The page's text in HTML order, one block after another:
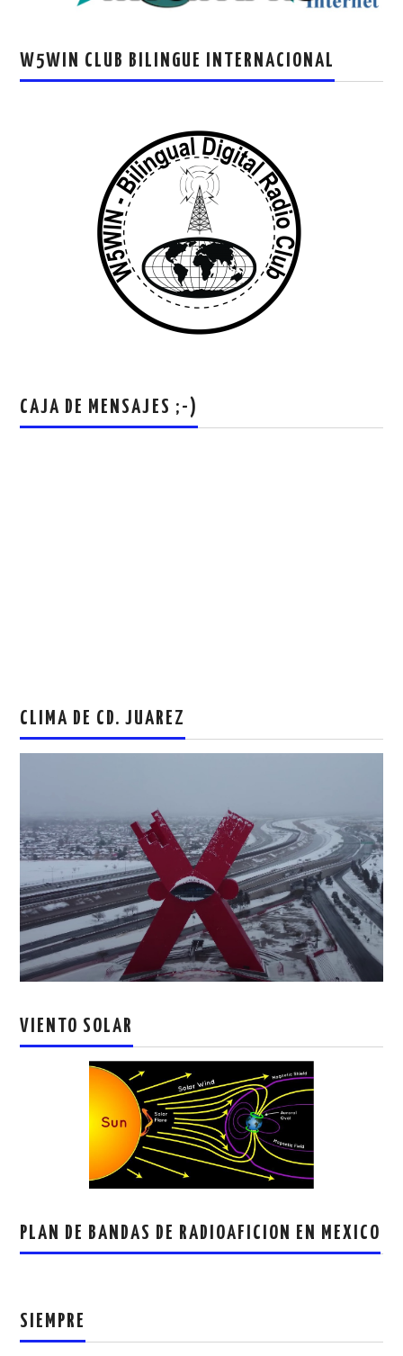
W5WIN CLUB BILINGUE INTERNACIONAL
CAJA DE MENSAJES ;-)
CLIMA DE CD. JUAREZ
VIENTO SOLAR
PLAN DE BANDAS DE RADIOAFICION EN MEXICO
SIEMPRE